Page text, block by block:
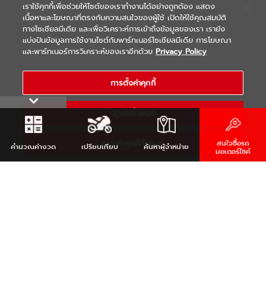
WARRANTY | Terms & Conditions
COPYRIGHT 2021 THAI YAMAHA MOTOR CO.,LTD. ALL RIGHTS
RESERVED
คำนวณค่างวด เปรียบเทียบ ค้นหาผู้จำหน่าย สนใจซื้อรถ
มอเตอร์ไซค์
เราใช้คุกกี้เพื่อช่วยให้ไซต์ของเราทำงานได้อย่างถูกต้อง แสดง
เนื้อหาและโฆษณาที่ตรงกับความสนใจของผู้ใช้ เปิดให้ใช้คุณสมบัติ
ทางโซเชียลมีเดีย และเพื่อวิเคราะห์การเข้าถึงข้อมูลของเรา เรายัง
แบ่งปันข้อมูลการใช้งานไซต์กับพาร์ทเนอร์โซเชียลมีเดีย การโฆษณา
และพาร์ทเนอร์การวิเคราะห์ของเราอีกด้วย Privacy Policy
การตั้งค่าคุกกี้
ยอมรับคุกกี้ทั้งหมด